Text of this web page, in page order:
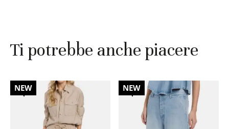
Ti potrebbe anche piacere
30%
NEW 30%
NEW